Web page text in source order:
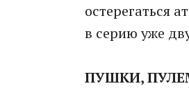
остерегаться
в серию уже
ПУШКИ,